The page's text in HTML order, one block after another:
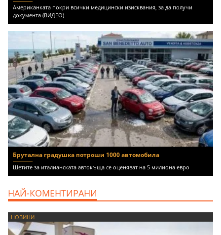
Американката покри всички медицински изисквания, за да получи
документа (ВИДЕО)
Брутална градушка потроши 1000 автомобила
Щетите за италианската автокъща се оценяват на 5 милиона евро
НАЙ-КОМЕНТИРАНИ
НОВИНИ